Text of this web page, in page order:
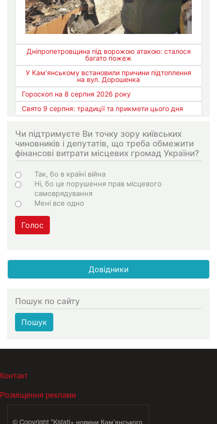
Дніпропетровщина під ворожою атакою: сталося
багато пожеж
У Кам’янському встановили причини підтоплення
на вул. Дорошенка
Гороскоп на 8 серпня 2026 року
Свято 9 серпня: традиції та прикмети цього дня
Чи підтримуєте Ви точку зору київських
чиновників і депутатів, що треба обмежити
фінансові витрати місцевих громад України?
Choices
Так, бо в країні війна
Ні, бо це порушення прав місцевого
самоврядування
Мені все одно
Голос
Довідники
Пошук по сайту
Пошук
МЕНЮ В ПОДВАЛЕ
Контакт
Розміщення реклами
© Copyright "Kstati+ новини Кам'янського